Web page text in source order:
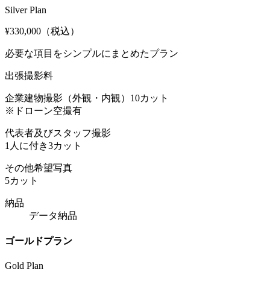
Silver Plan
¥330,000 （税込）
必要な項目をシンプルにまとめたプラン
出張撮影料
企業建物撮影（外観・内観）10カット
※ドローン空撮有
代表者及びスタッフ撮影
1人に付き3カット
その他希望写真
5カット
納品
データ納品
ゴールドプラン
Gold Plan